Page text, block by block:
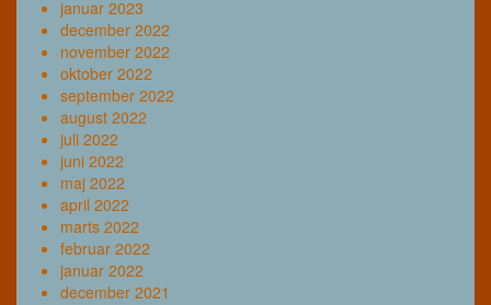
januar 2023
december 2022
november 2022
oktober 2022
september 2022
august 2022
juli 2022
juni 2022
maj 2022
april 2022
marts 2022
februar 2022
januar 2022
december 2021